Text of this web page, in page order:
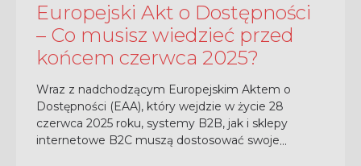
Europejski Akt o Dostępności
– Co musisz wiedzieć przed
końcem czerwca 2025?
Wraz z nadchodzącym Europejskim Aktem o
Dostępności (EAA), który wejdzie w życie 28
czerwca 2025 roku, systemy B2B, jak i sklepy
internetowe B2C muszą dostosować swoje